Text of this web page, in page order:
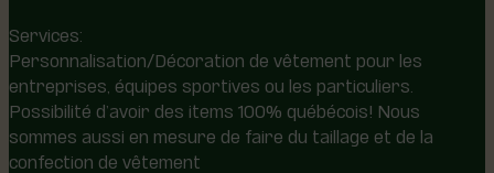
Services:
Personnalisation/Décoration de vêtement pour les
entreprises, équipes sportives ou les particuliers.
Possibilité d’avoir des items 100% québécois! Nous
sommes aussi en mesure de faire du taillage et de la
confection de vêtement